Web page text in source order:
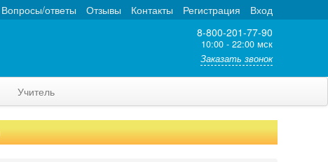
Вход
Регистрация
Контакты
Отзывы
Вопросы/ответы
8-800-201-77-90
10:00 - 22:00 мск
Заказать звонок
Учитель